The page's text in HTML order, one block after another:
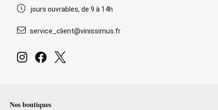
jours ouvrables, de 9 à 14h
service_client@vinissimus.fr
Nos boutiques